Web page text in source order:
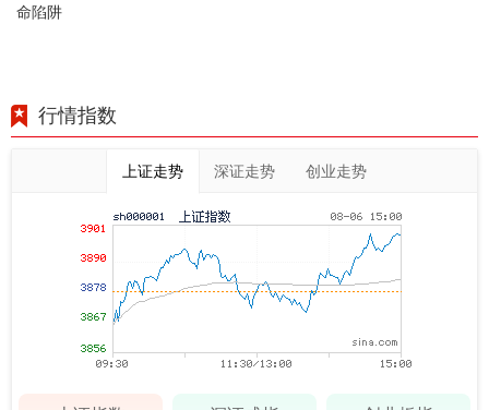
命陷阱
行情指数
上证走势 深证走势 创业走势